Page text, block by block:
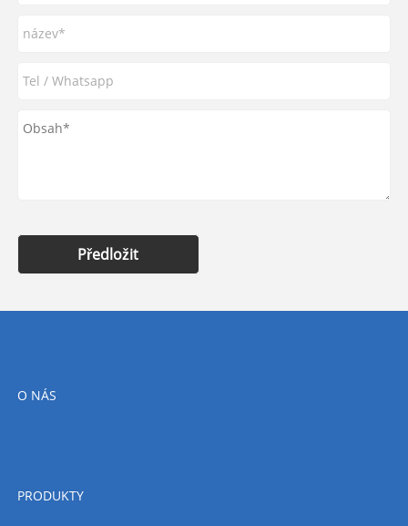
Předložit
O NÁS
PRODUKTY